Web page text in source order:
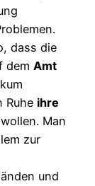
dass die
dem Amt
Ruhe ihre
Man
zur
und